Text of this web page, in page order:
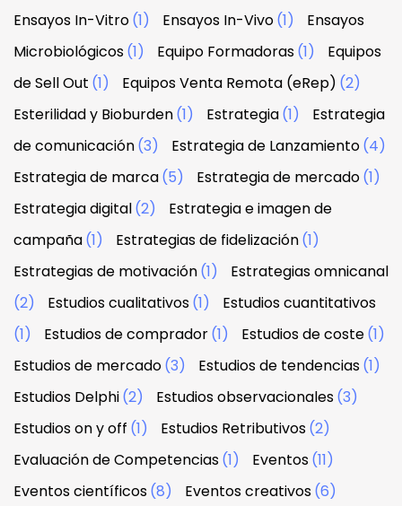
Ensayos In-Vitro(1) Ensayos In-Vivo(1)
Ensayos
Microbiológicos(1) Equipo Formadoras(1)
Equipos
de Sell Out (1) Equipos Venta Remota (eRep) (2)
Esterilidad y Bioburden(1) Estrategia(1)
Estrategia
de comunicación(3) Estrategia de Lanzamiento(4)
Estrategia de marca(5) Estrategia de mercado(1)
Estrategia digital(2)
Estrategia e imagen de
campaña(1) Estrategias de fidelización(1)
Estrategias de motivación(1)
Estrategias omnicanal
(2)
Estudios cualitativos(1)
Estudios cuantitativos
(1)
Estudios de comprador(1) Estudios de coste(1)
Estudios de mercado(3) Estudios de tendencias(1)
Estudios Delphi(2) Estudios observacionales(3)
Estudios on y off (1) Estudios Retributivos(2)
Evaluación de Competencias(1) Eventos(11)
Eventos científicos(8) Eventos creativos(6)